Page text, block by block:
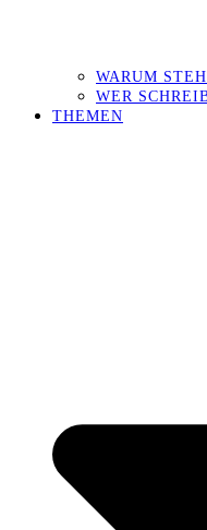
WARUM
WER
THEMEN